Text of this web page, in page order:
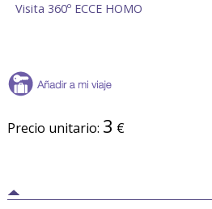
Visita 360º ECCE HOMO
Precio unitario: 3 €